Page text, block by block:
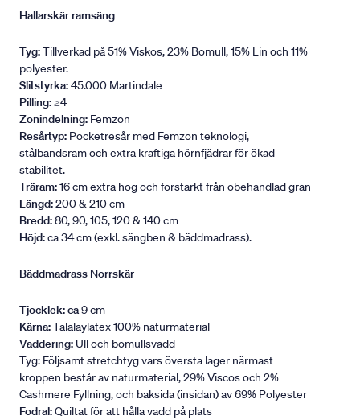
Hallarskär ramsäng
Tyg:Tillverkad på 51% Viskos, 23% Bomull, 15% Lin och 11%
polyester.
Slitstyrka:45.000 Martindale
Pilling:≥4
Zonindelning: Femzon
Resårtyp: Pocketresår med Femzon teknologi,
stålbandsram och extra kraftiga hörnfjädrar för ökad
stabilitet.
Träram:16 cm extra hög och förstärkt från obehandlad gran
Längd:200 & 210 cm
Bredd:80, 90, 105, 120 & 140 cm
Höjd:ca 34 cm (exkl. sängben & bäddmadrass).
Bäddmadrass Norrskär
Tjocklek: ca9 cm
Kärna:Talalaylatex 100% naturmaterial
Vaddering: Ull och bomullsvadd
Tyg: Följsamt stretchtyg vars översta lager närmast
kroppen består av naturmaterial, 29% Viscos och 2%
Cashmere Fyllning, och baksida (insidan) av 69% Polyester
Fodral:Quiltat för att hålla vadd på plats